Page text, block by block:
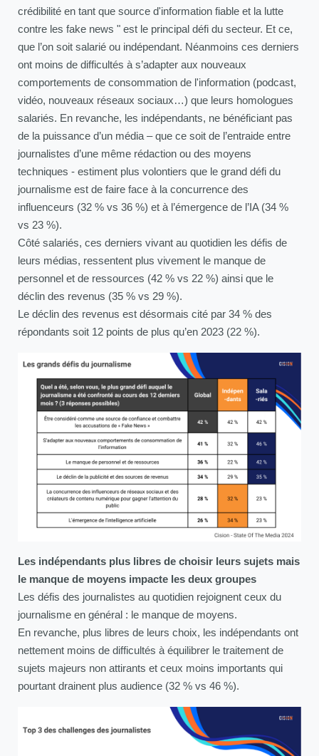
crédibilité en tant que source d'information fiable et la lutte
contre les fake news " est le principal défi du secteur. Et ce,
que l’on soit salarié ou indépendant. Néanmoins ces derniers
ont moins de difficultés à s’adapter aux nouveaux
comportements de consommation de l'information (podcast,
vidéo, nouveaux réseaux sociaux…) que leurs homologues
salariés. En revanche, les indépendants, ne bénéficiant pas
de la puissance d’un média – que ce soit de l’entraide entre
journalistes d’une même rédaction ou des moyens
techniques - estiment plus volontiers que le grand défi du
journalisme est de faire face à la concurrence des
influenceurs (32 % vs 36 %) et à l’émergence de l’IA (34 %
vs 23 %).
Côté salariés, ces derniers vivant au quotidien les défis de
leurs médias, ressentent plus vivement le manque de
personnel et de ressources (42 % vs 22 %) ainsi que le
déclin des revenus (35 % vs 29 %).
Le déclin des revenus est désormais cité par 34 % des
répondants soit 12 points de plus qu’en 2023 (22 %).
Les indépendants plus libres de choisir leurs sujets mais
le manque de moyens impacte les deux groupes
Les défis des journalistes au quotidien rejoignent ceux du
journalisme en général : le manque de moyens.
En revanche, plus libres de leurs choix, les indépendants ont
nettement moins de difficultés à équilibrer le traitement de
sujets majeurs non attirants et ceux moins importants qui
pourtant drainent plus audience (32 % vs 46 %).